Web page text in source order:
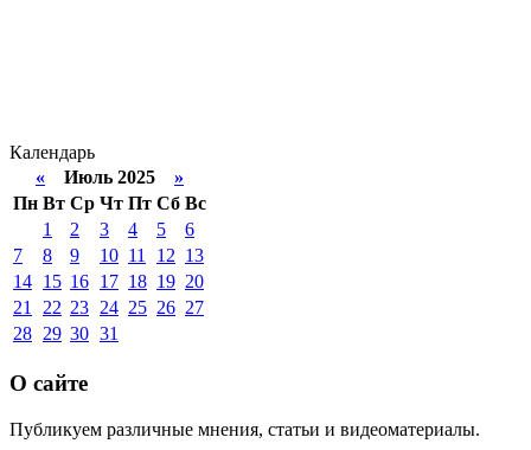
Календарь
« Июль 2025 »
Пн Вт Ср Чт Пт Сб Вс
1
2 3 4 5
6
7
8 9 10 11 12 13
14 15 16 17 18 19 20
21
22 23 24 25 26 27
28 29 30 31
О сайте
Публикуем различные мнения, статьи и видеоматериалы.